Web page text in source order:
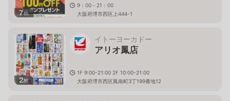
7枚
9：00－21：00
大阪府堺市西区上444-1
2枚
イトーヨーカドー
アリオ鳳店
1F 9:00-21:00 2F 10:00-21:00
大阪府堺市西区鳳南町3丁199番地12